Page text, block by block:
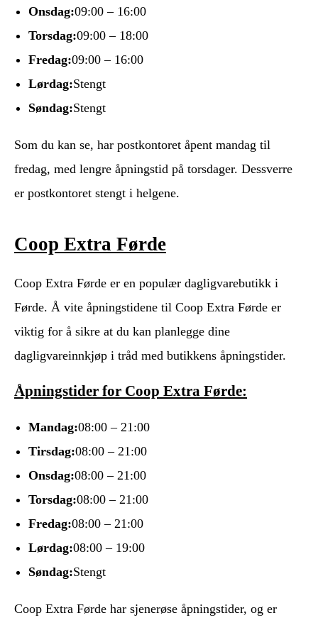
Onsdag:09:00 – 16:00
Torsdag:09:00 – 18:00
Fredag:09:00 – 16:00
Lørdag:Stengt
Søndag:Stengt
Som du kan se, har postkontoret åpent mandag til
fredag, med lengre åpningstid på torsdager. Dessverre
er postkontoret stengt i helgene.
Coop Extra Førde
Coop Extra Førde er en populær dagligvarebutikk i
Førde. Å vite åpningstidene til Coop Extra Førde er
viktig for å sikre at du kan planlegge dine
dagligvareinnkjøp i tråd med butikkens åpningstider.
Åpningstider for Coop Extra Førde:
Mandag:08:00 – 21:00
Tirsdag:08:00 – 21:00
Onsdag:08:00 – 21:00
Torsdag:08:00 – 21:00
Fredag:08:00 – 21:00
Lørdag:08:00 – 19:00
Søndag:Stengt
Coop Extra Førde har sjenerøse åpningstider, og er